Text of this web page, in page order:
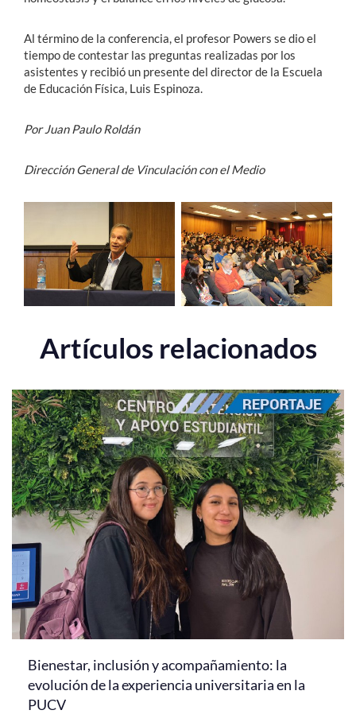
Al término de la conferencia, el profesor Powers se dio el
tiempo de contestar las preguntas realizadas por los
asistentes y recibió un presente del director de la Escuela
de Educación Física, Luis Espinoza.
Por Juan Paulo Roldán
Dirección General de Vinculación con el Medio
Artículos relacionados
Bienestar, inclusión y acompañamiento: la
evolución de la experiencia universitaria en la
PUCV